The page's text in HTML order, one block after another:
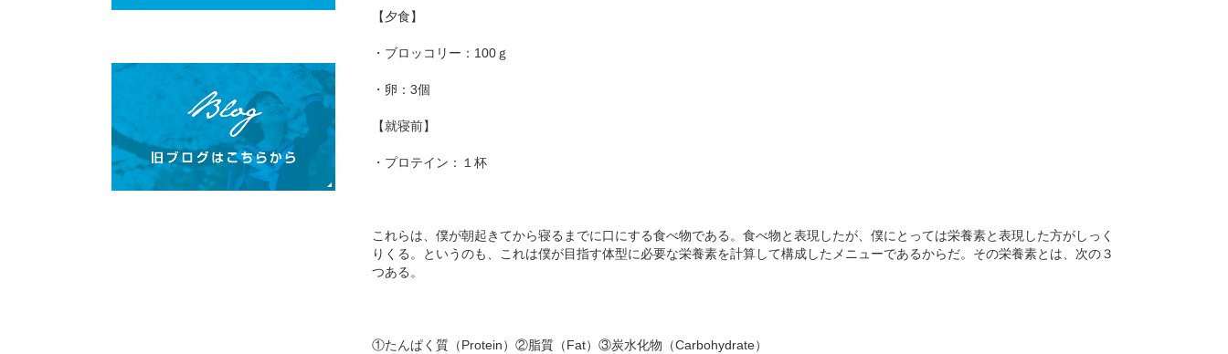
【夕食】
・ブロッコリー：100ｇ
・卵：3個
【就寝前】
・プロテイン：１杯
これらは、僕が朝起きてから寝るまでに口にする食べ物である。食べ物と表現したが、僕にとっては栄養素と表現した方がしっく
りくる。というのも、これは僕が目指す体型に必要な栄養素を計算して構成したメニューであるからだ。その栄養素とは、次の３
つある。
①たんぱく質（Protein）②脂質（Fat）③炭水化物（Carbohydrate）